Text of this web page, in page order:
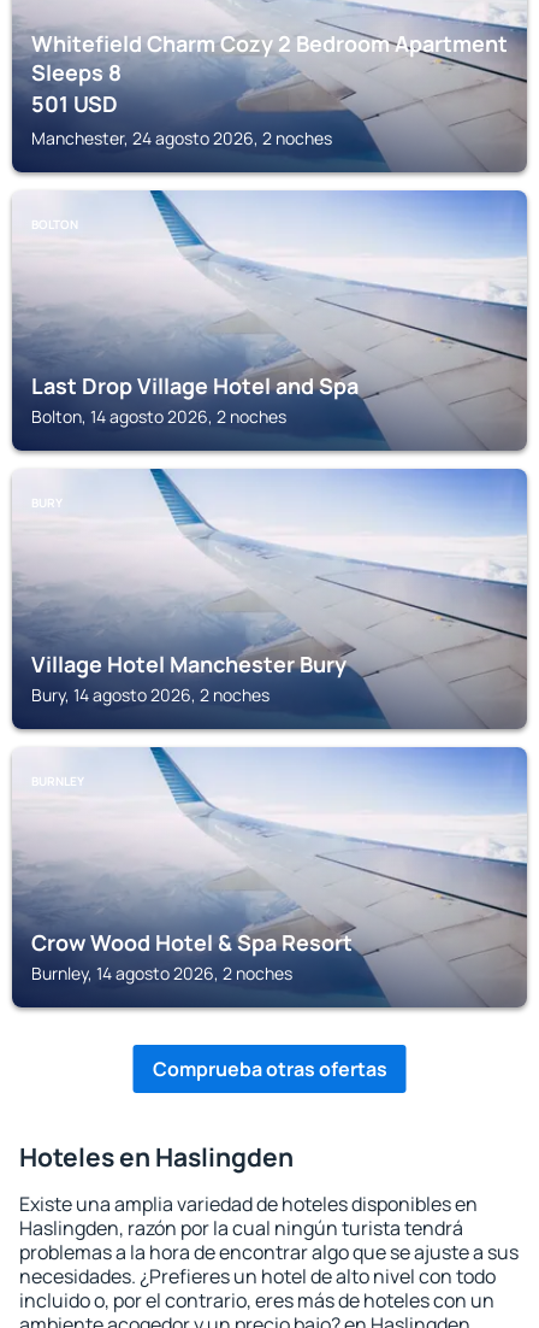
Whitefield Charm Cozy 2 Bedroom Apartment
Sleeps 8
501USD
Manchester, 24 agosto 2026, 2 noches
BOLTON
Last Drop Village Hotel and Spa
Bolton, 14 agosto 2026, 2 noches
BURY
Village Hotel Manchester Bury
Bury, 14 agosto 2026, 2 noches
BURNLEY
Crow Wood Hotel & Spa Resort
Burnley, 14 agosto 2026, 2 noches
Comprueba otras ofertas
Hoteles en Haslingden
Existe una amplia variedad de hoteles disponibles en
Haslingden, razón por la cual ningún turista tendrá
problemas a la hora de encontrar algo que se ajuste a sus
necesidades. ¿Prefieres un hotel de alto nivel con todo
incluido o, por el contrario, eres más de hoteles con un